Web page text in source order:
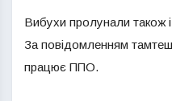
Вибухи пролунали також і
За повідомленням
працює ППО.